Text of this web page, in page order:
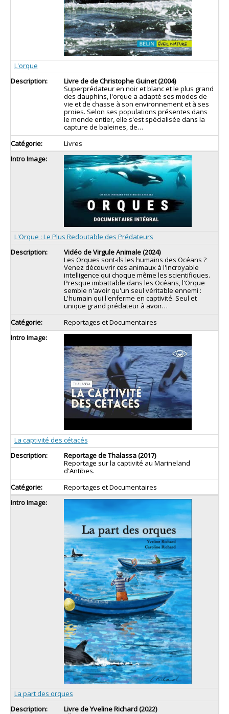
L'orque
Livre de de Christophe Guinet (2004)
Superprédateur en noir et blanc et le plus grand
des dauphins, l'orque a adapté ses modes de
vie et de chasse à son environnement et à ses
proies. Selon ses populations présentes dans
le monde entier, elle s'est spécialisée dans la
capture de baleines, de…
Livres
L'Orque : Le Plus Redoutable des Prédateurs
Vidéo de Virgule Animale (2024)
Les Orques sont-ils les humains des Océans ?
Venez découvrir ces animaux à l'incroyable
intelligence qui choque même les scientifiques.
Presque imbattable dans les Océans, l'Orque
semble n'avoir qu'un seul véritable ennemi :
L'humain qui l'enferme en captivité. Seul et
unique grand prédateur à avoir…
Reportages et Documentaires
La captivité des cétacés
Reportage de Thalassa (2017)
Reportage sur la captivité au Marineland
d'Antibes.
Reportages et Documentaires
La part des orques
Livre de Yveline Richard (2022)